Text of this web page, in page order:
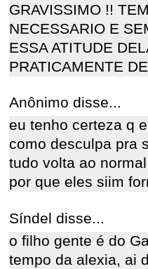
GRAVISSIMO !!
NECESSARIO E
ESSA ATITUDE
PRATICAMENTE
Anônimo disse...
eu tenho certeza q
como desculpa pra
tudo volta ao
por que eles siim
Síndel disse...
o filho gente é do
tempo da alexia, ai